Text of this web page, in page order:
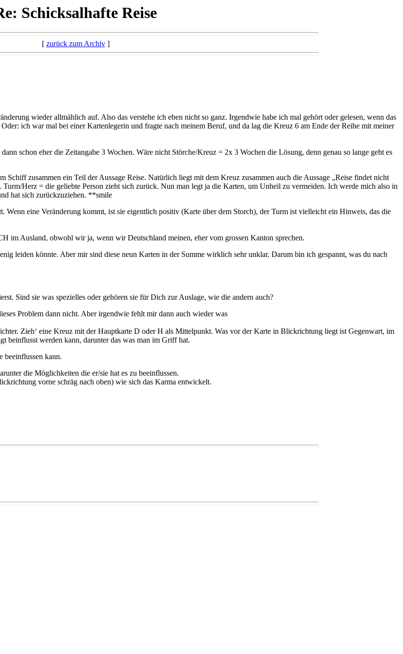
Schicksalhafte Reise
[ zurück zum Archiv]
wieder allmählich auf. Also das verstehe ich eben nicht so ganz. Irgendwie habe ich mal gehört oder gelesen, wenn das
ich war mal bei einer Kartenlegerin und fragte nach meinem Beruf, und da lag die Kreuz 6 am Ende der Reihe mit meiner
schon eher die Zeitangabe 3 Wochen. Wäre nicht Störche/Kreuz = 2x 3 Wochen die Lösung, denn genau so lange geht es
Schiff zusammen ein Teil der Aussage Reise. Natürlich liegt mit dem Kreuz zusammen auch die Aussage „Reise findet nicht
Herz = die geliebte Person zieht sich zurück. Nun man legt ja die Karten, um Unheil zu vermeiden. Ich werde mich also in
hat sich zurückzuziehen. **smile
Wenn eine Veränderung kommt, ist sie eigentlich positiv (Karte über dem Storch), der Turm ist vielleicht ein Hinweis, das die
im Ausland, obwohl wir ja, wenn wir Deutschland meinen, eher vom grossen Kanton sprechen.
leiden könnte. Aber mir sind diese neun Karten in der Summe wirklich sehr unklar. Darum bin ich gespannt, was du nach
Sind sie was spezielles oder gehören sie für Dich zur Auslage, wie die andern auch?
Problem dann nicht. Aber irgendwie fehlt mir dann auch wieder was
Zieh‘ eine Kreuz mit der Hauptkarte D oder H als Mittelpunkt. Was vor der Karte in Blickrichtung liegt ist Gegenwart, im
beinflusst werden kann, darunter das was man im Griff hat.
beeinflussen kann.
die Möglichkeiten die er/sie hat es zu beeinflussen.
vorne schräg nach oben) wie sich das Karma entwickelt.